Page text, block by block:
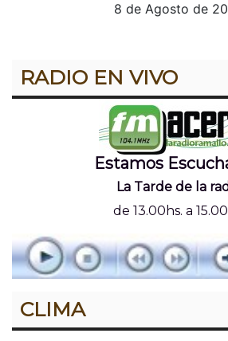
8 de Agosto de
RADIO EN VIVO
Estamos
La Tarde de la
de 13.00hs. a
CLIMA